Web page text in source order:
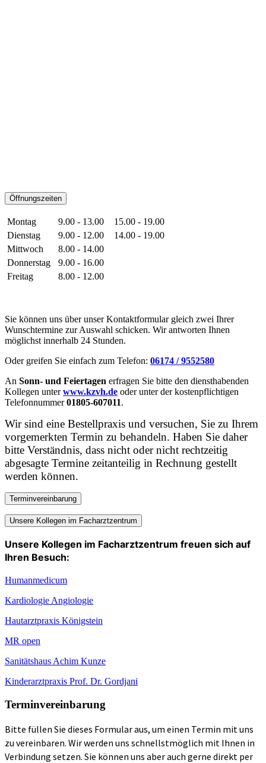
Öffnungszeiten
Montag 9.00 - 13.00
15.00 - 19.00
Dienstag
9.00 - 12.00
14.00 - 19.00
Mittwoch
8.00 - 14.00
Donnerstag
9.00 - 16.00
Freitag
8.00 - 12.00
Sie können uns über unser Kontaktformular gleich zwei Ihrer
Wunschtermine zur Auswahl schicken. Wir antworten Ihnen
möglichst innerhalb 24 Stunden.
Oder greifen Sie einfach zum Telefon: 06174 / 9552580
An Sonn- und Feiertagen erfragen Sie bitte den diensthabenden
Kollegen unter www.kzvh.de oder unter der kostenpflichtigen
Telefonnummer01805-607011.
Wir sind eine Bestellpraxis und versuchen, Sie zu Ihrem
vorgemerkten Termin zu behandeln. Haben Sie daher
bitte Verständnis, dass nicht oder nicht rechtzeitig
abgesagte Termine zeitanteilig in Rechnung gestellt
werden können.
Terminvereinbarung
Unsere Kollegen im Facharztzentrum
Unsere Kollegen im Facharztzentrum freuen sich auf
Ihren Besuch:
Humanmedicum
Kardiologie Angiologie
Hautarztpraxis Königstein
MR open
Sanitätshaus Achim Kunze
Kinderarztpraxis Prof. Dr. Gordjani
Terminvereinbarung
Bitte füllen Sie dieses Formular aus, um einen Termin mit uns
zu vereinbaren. Wir werden uns schnellstmöglich mit Ihnen in
Verbindung setzen. Sie können uns aber auch gerne direkt per